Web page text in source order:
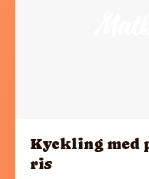
Kyckling med
ris